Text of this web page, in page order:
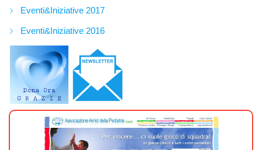
Eventi&Iniziative 2017
Eventi&Iniziative 2016